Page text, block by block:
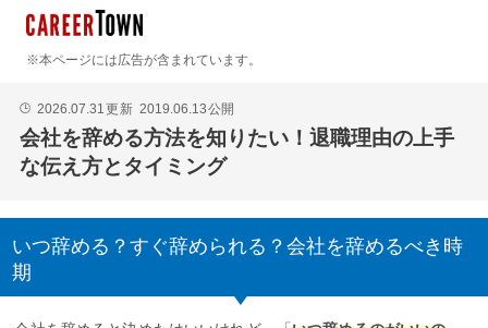
※本ページには広告が含まれています。
🕒 2026.07.31更新 2019.06.13公開
会社を辞める方法を知りたい！退職理由の上手
な伝え方とタイミング
いつ辞める？すぐ辞められる？会社を辞めるべき時
期